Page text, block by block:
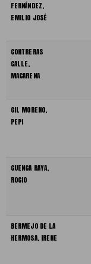
FERNÁNDEZ,
EMILIO JOSÉ
CONTRERAS
CALLE,
MACARENA
GIL MORENO,
PEPI
CUENCA RAYA,
ROCIO
BERMEJO DE LA
HERMOSA, IRENE